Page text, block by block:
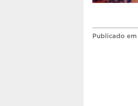
Publicado em